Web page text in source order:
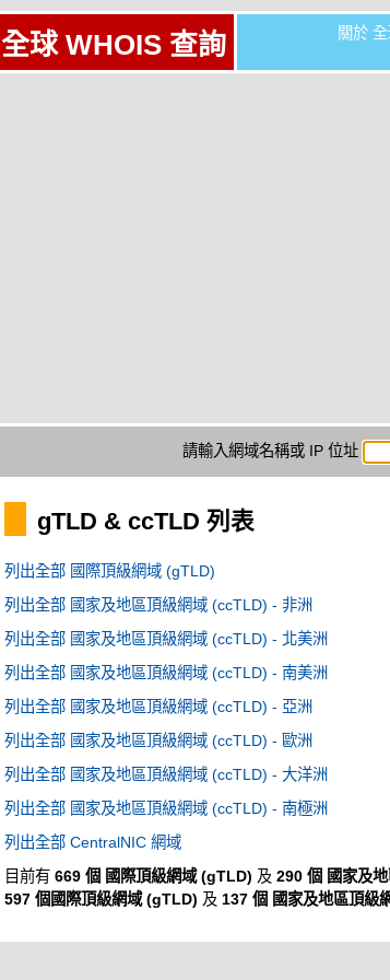
全球 WHOIS 查詢 關於
請輸入網域名稱或 IP 位址
gTLD & ccTLD 列表
列出全部 國際頂級網域 (gTLD)
列出全部 國家及地區頂級網域 (ccTLD) - 非洲
列出全部 國家及地區頂級網域 (ccTLD) - 北美洲
列出全部 國家及地區頂級網域 (ccTLD) - 南美洲
列出全部 國家及地區頂級網域 (ccTLD) - 亞洲
列出全部 國家及地區頂級網域 (ccTLD) - 歐洲
列出全部 國家及地區頂級網域 (ccTLD) - 大洋洲
列出全部 國家及地區頂級網域 (ccTLD) - 南極洲
列出全部 CentralNIC 網域
目前有 669 個 國際頂級網域 (gTLD) 及 290 個 國家及
597 個國際頂級網域 (gTLD) 及 137 個 國家及地區頂級